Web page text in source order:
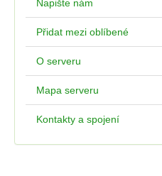
Napište nám
Přidat mezi oblíbené
O serveru
Mapa serveru
Kontakty a spojení